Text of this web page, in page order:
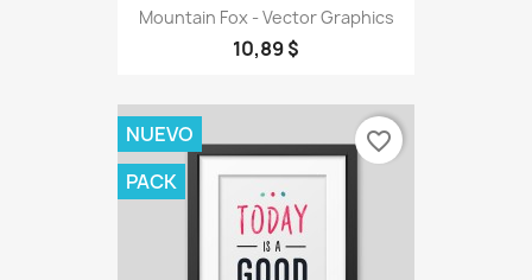
Mountain Fox - Vector Graphics
10,89 $
NUEVO
PACK
favorite_border